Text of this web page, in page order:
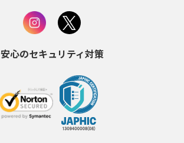
安心のセキュリティ対策